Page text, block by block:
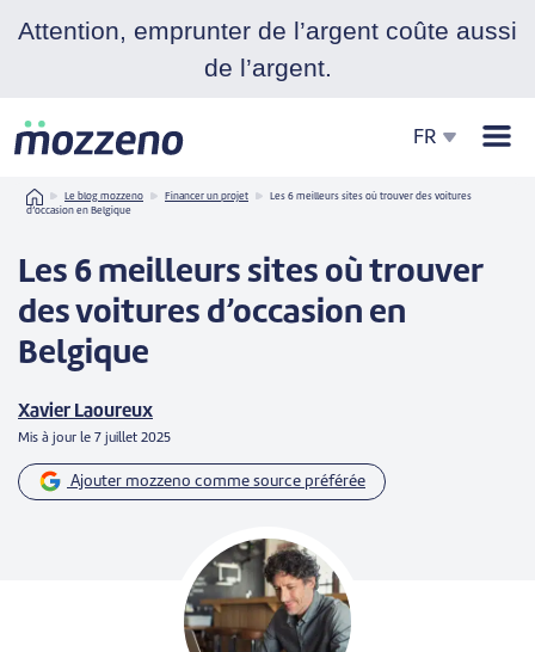
Attention, emprunter de l’argent coûte aussi
de l’argent.
FR
Home
Le blog mozzeno Financer un projet
Les 6 meilleurs sites où trouver des voitures
d’occasion en Belgique
Les 6 meilleurs sites où trouver
des voitures d’occasion en
Belgique
Xavier Laoureux
Mis à jour le 7 juillet 2025
Ajouter mozzeno comme source préférée